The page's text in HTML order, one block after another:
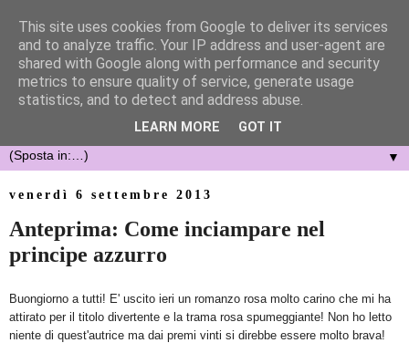
▼
venerdì 6 settembre 2013
Anteprima: Come inciampare nel
principe azzurro
Buongiorno a tutti! E' uscito ieri un romanzo rosa molto carino che mi ha
attirato per il titolo divertente e la trama rosa spumeggiante! Non ho letto
niente di quest'autrice ma dai premi vinti si direbbe essere molto brava!
This site uses cookies from Google to deliver its services
and to analyze traffic. Your IP address and user-agent are
shared with Google along with performance and security
metrics to ensure quality of service, generate usage
statistics, and to detect and address abuse.
LEARN MORE GOT IT